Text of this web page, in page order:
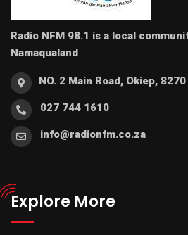
Radio NFM 98.1 is a local
Namaqualand
NO. 2 Main Road, Okiep, 8270
027 744 1610
info@radionfm.co.za
Explore More